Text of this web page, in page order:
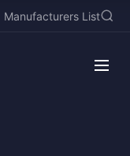
Manufacturers List